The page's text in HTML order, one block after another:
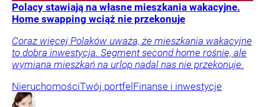
Polacy stawiają na własne mieszkania wakacyjne.
Home swapping wciąż nie przekonuje
Coraz więcej Polaków uważa, że mieszkania wakacyjne
to dobra inwestycja. Segment second home rośnie, ale
wymiana mieszkań na urlop nadal nas nie przekonuje.
NieruchomościTwój portfelFinanse i inwestycje